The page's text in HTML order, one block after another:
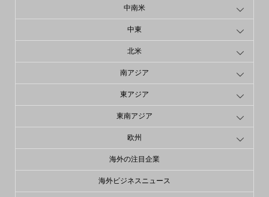
中南米
中東
北米
南アジア
東アジア
東南アジア
欧州
海外の注目企業
海外ビジネスニュース